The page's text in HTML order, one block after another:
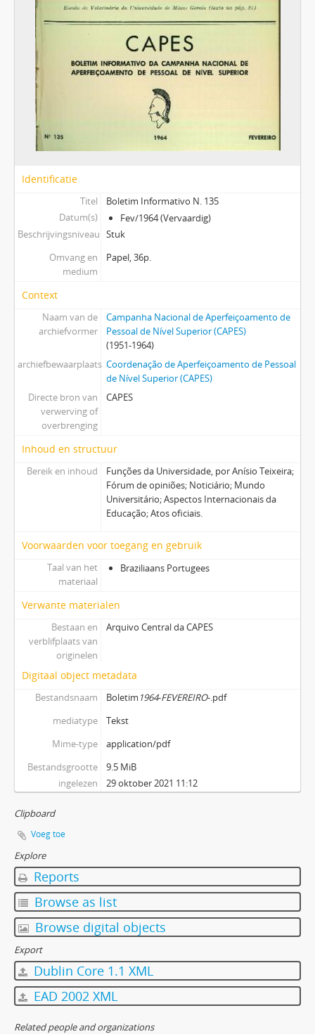
Identificatie
Titel
Boletim Informativo N. 135
Datum(s)
Fev/1964 (Vervaardig)
Beschrijvingsniveau Stuk
Omvang en
medium
Papel, 36p.
Context
Naam van de
archiefvormer
Campanha Nacional de Aperfeiçoamento de
Pessoal de Nível Superior (CAPES)
(1951-1964)
archiefbewaarplaats Coordenação de Aperfeiçoamento de Pessoal
de Nível Superior (CAPES)
Directe bron van
verwerving of
overbrenging
CAPES
Inhoud en structuur
Bereik en inhoud
Funções da Universidade, por Anísio Teixeira;
Fórum de opiniões; Noticiário; Mundo
Universitário; Aspectos Internacionais da
Educação; Atos oficiais.
Voorwaarden voor toegang en gebruik
Taal van het
materiaal
Braziliaans Portugees
Verwante materialen
Bestaan en
verblifplaats van
originelen
Arquivo Central da CAPES
Digitaal object metadata
Bestandsnaam Boletim 1964-FEVEREIRO-.pdf
mediatype
Tekst
Mime-type
application/pdf
Bestandsgrootte
9.5 MiB
ingelezen
29 oktober 2021 11:12
Clipboard
Voeg toe
Explore
Reports
Browse as list
Browse digital objects
Export
Dublin Core 1.1 XML
EAD 2002 XML
Related people and organizations